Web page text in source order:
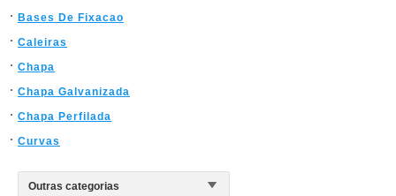
Bases De Fixacao
Caleiras
Chapa
Chapa Galvanizada
Chapa Perfilada
Curvas